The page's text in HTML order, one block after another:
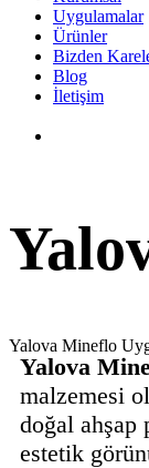
Uygulamalar
Ürünler
Bizden
Blog
İletişim
Yalova Mineflo
Yalova
malzemesi
doğal ahşap
estetik